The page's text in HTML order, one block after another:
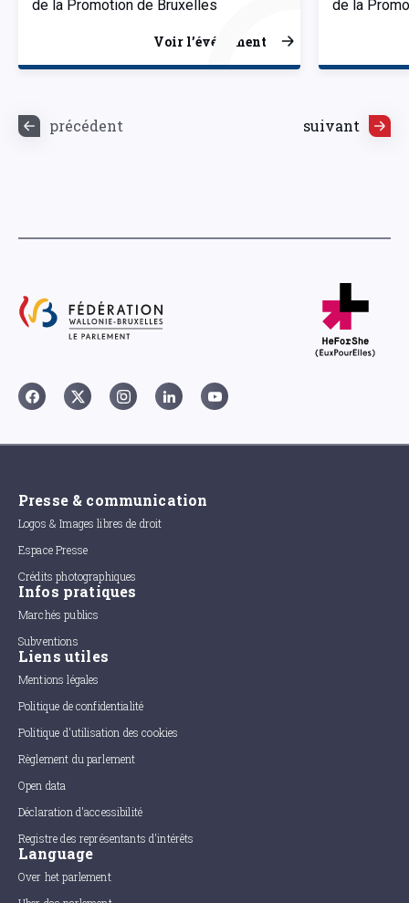
de la Promotion de Bruxelles
Voir l’événement
de la
précédent suivant
Presse & communication
Logos & Images libres de droit
Espace Presse
Crédits photographiques
Infos pratiques
Marchés publics
Subventions
Liens utiles
Mentions légales
Politique de confidentialité
Politique d'utilisation des cookies
Règlement du parlement
Open data
Déclaration d'accessibilité
Registre des représentants d'intérêts
Language
Over het parlement